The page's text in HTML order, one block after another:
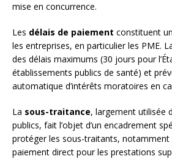
mise en concurrence.
Les délais de paiement constituent
les entreprises, en particulier les PME.
des délais maximums (30 jours pour
établissements publics de santé) et
automatique d’intérêts moratoires en
La sous-traitance, largement utilisée
publics, fait l’objet d’un encadrement
protéger les sous-traitants, notamment
paiement direct pour les prestations